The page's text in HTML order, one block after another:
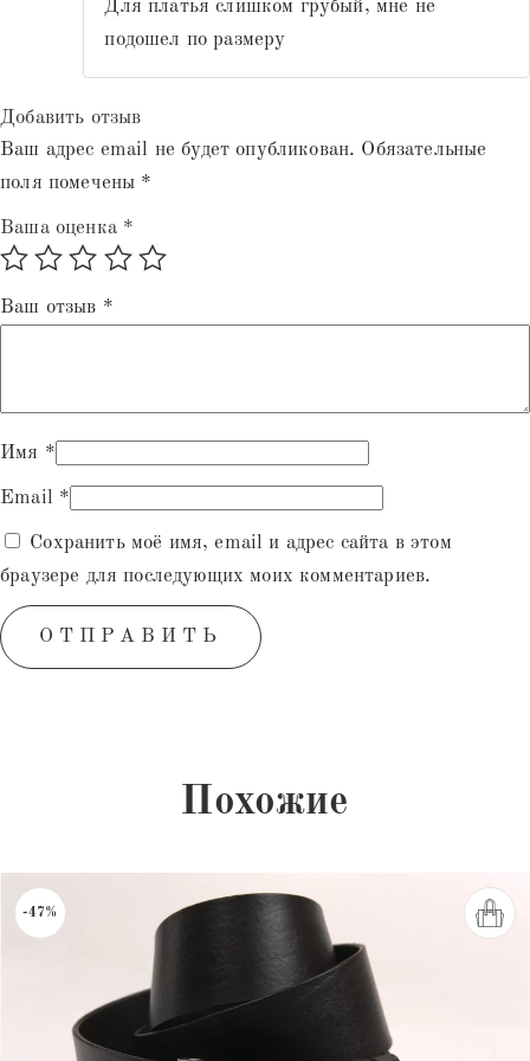
Для платья слишком грубый, мне не
подошел по размеру
Добавить отзыв
Ваш адрес email не будет опубликован. Обязательные
поля помечены *
Ваша оценка *
Ваш отзыв *
Имя *
Email *
Сохранить моё имя, email и адрес сайта в этом
браузере для последующих моих комментариев.
Похожие
-47%